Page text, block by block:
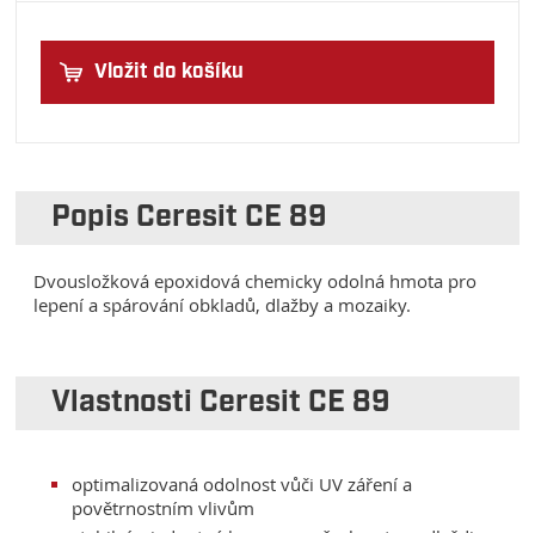
Vložit do košíku
Popis Ceresit CE 89
Dvousložková epoxidová chemicky odolná hmota pro
lepení a spárování obkladů, dlažby a mozaiky.
Vlastnosti Ceresit CE 89
optimalizovaná odolnost vůči UV záření a
povětrnostním vlivům